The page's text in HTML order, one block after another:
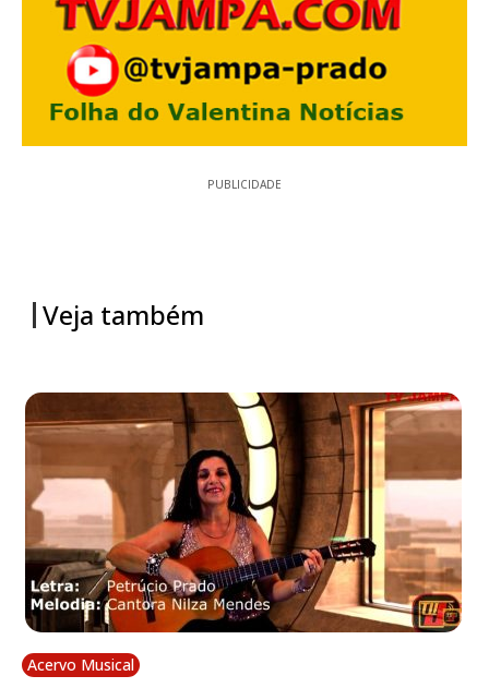
PUBLICIDADE
Veja também
Acervo Musical